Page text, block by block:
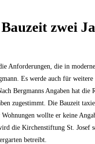
zwei
Anfor­de­run­gen, die in
Es wer­de auch für
Berg­manns Anga­ben hat die
zuge­stimmt. Die Bau­zeit
Woh­nun­gen woll­te er kei­ne
die Kir­chen­stif­tung St. Josef
betreibt.